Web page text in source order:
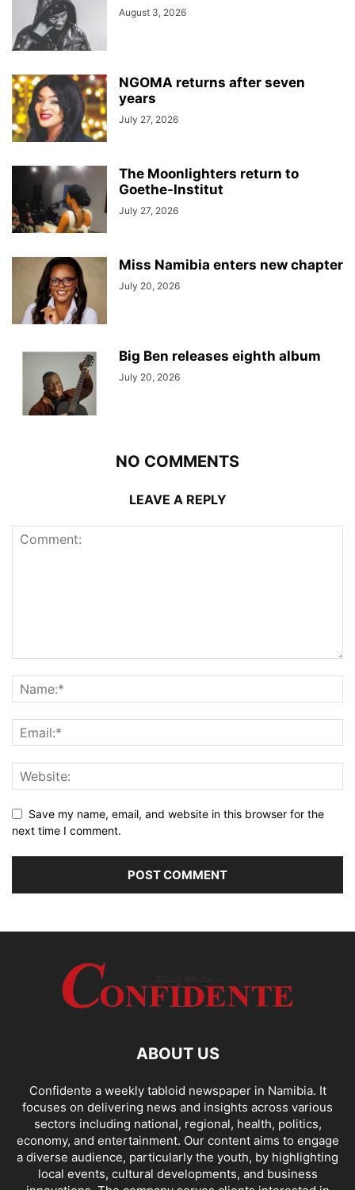
August 3, 2026
NGOMA returns after seven
years
July 27, 2026
The Moonlighters return to
Goethe-Institut
July 27, 2026
Miss Namibia enters new chapter
July 20, 2026
Big Ben releases eighth album
July 20, 2026
NO COMMENTS
LEAVE A REPLY
Save my name, email, and website in this browser for the
next time I comment.
ABOUT US
Confidente a weekly tabloid newspaper in Namibia. It
focuses on delivering news and insights across various
sectors including national, regional, health, politics,
economy, and entertainment. Our content aims to engage
a diverse audience, particularly the youth, by highlighting
local events, cultural developments, and business